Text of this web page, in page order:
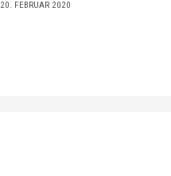
20. FEBRUAR 2020